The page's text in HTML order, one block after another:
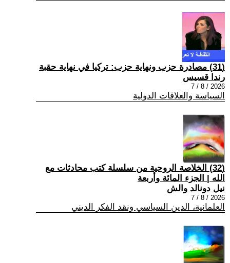
(31) مصادرة حزب ونهاية حزب: تركيا في نهاية حقبة
رندا قسيس
2026 / 8 / 7
السياسة والعلاقات الدولية
(32) الخلاصة الروحية من سلسلة كتب محادثات مع
الله | الجزء المائة وأربعة
نيل دونالد والش
2026 / 8 / 7
العلمانية، الدين السياسي ونقد الفكر الديني